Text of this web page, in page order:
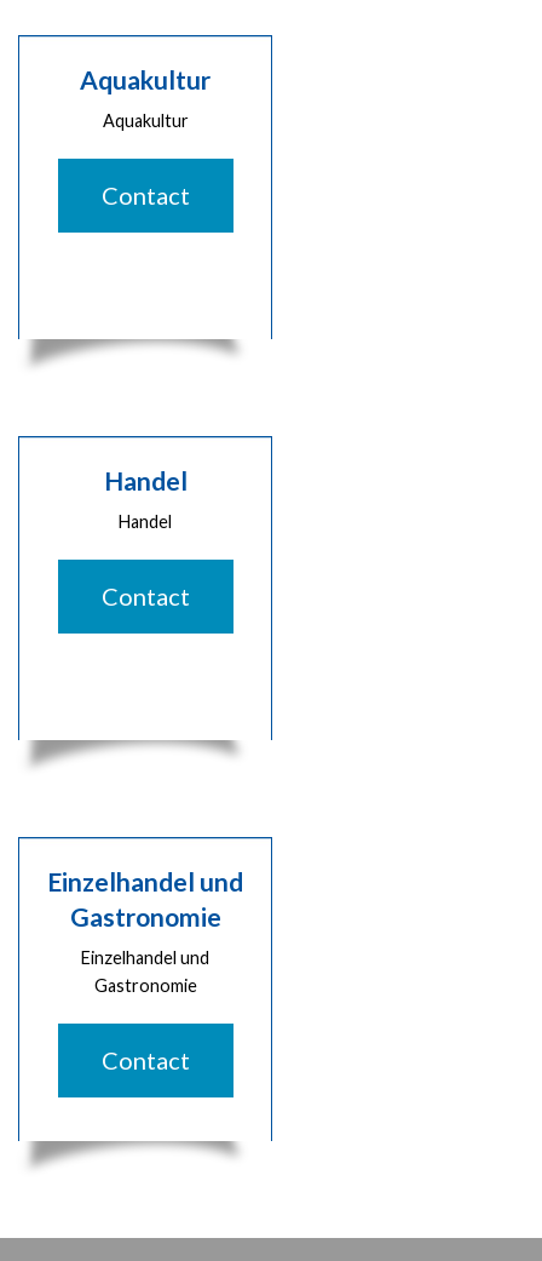
Aquakultur
Aquakultur
Contact
Handel
Handel
Contact
Einzelhandel und
Gastronomie
Einzelhandel und
Gastronomie
Contact